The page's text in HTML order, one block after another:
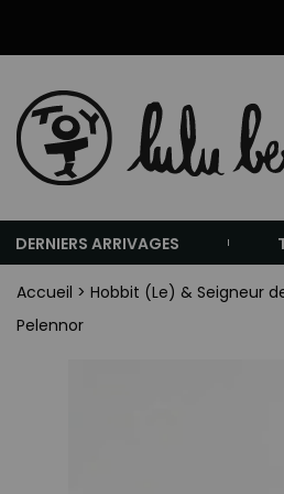
DERNIERS ARRIVAGES
Accueil > Hobbit (Le) & Seigneur
Pelennor